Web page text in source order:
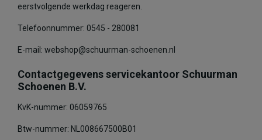
eerstvolgende werkdag reageren.
Telefoonnummer: 0545 - 280081
E-mail: webshop@schuurman-schoenen.nl
Contactgegevens servicekantoor Schuurman
Schoenen B.V.
KvK-nummer: 06059765
Btw-nummer: NL008667500B01